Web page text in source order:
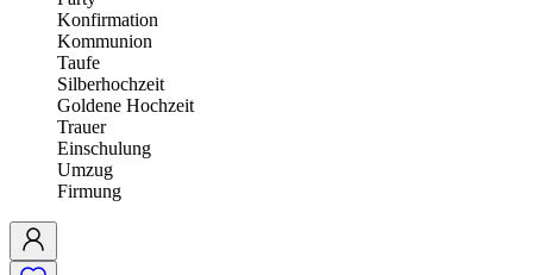
Konfirmation
Kommunion
Taufe
Silberhochzeit
Goldene Hochzeit
Trauer
Einschulung
Umzug
Firmung